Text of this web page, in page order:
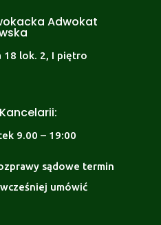
Adwokat
18 lok. 2, I piętro
9.00 – 19:00
sądowe termin
umówić